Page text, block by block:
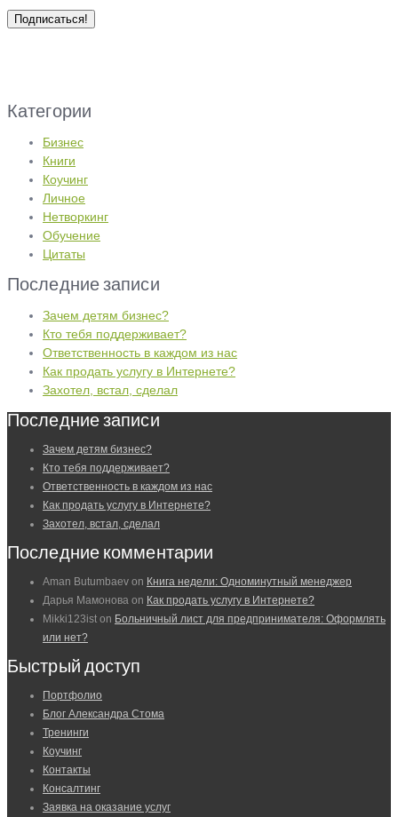
Категории
Бизнес
Книги
Коучинг
Личное
Нетворкинг
Обучение
Цитаты
Последние записи
Зачем детям бизнес?
Кто тебя поддерживает?
Ответственность в каждом из нас
Как продать услугу в Интернете?
Захотел, встал, сделал
Последние записи
Зачем детям бизнес?
Кто тебя поддерживает?
Ответственность в каждом из нас
Как продать услугу в Интернете?
Захотел, встал, сделал
Последние комментарии
Aman Butumbaev on Книга недели: Одноминутный менеджер
Дарья Мамонова on Как продать услугу в Интернете?
Mikki123ist on Больничный лист для предпринимателя: Оформлять
или нет?
Быстрый доступ
Портфолио
Блог Александра Стома
Тренинги
Коучинг
Контакты
Консалтинг
Заявка на оказание услуг